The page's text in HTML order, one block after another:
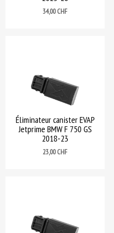
Prix
34,00 CHF
Éliminateur canister EVAP
Jetprime BMW F 750 GS
2018-23
Prix
23,00 CHF